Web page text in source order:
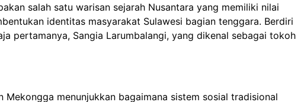
salah satu warisan sejarah Nusantara yang memiliki nilai
identitas masyarakat Sulawesi bagian tenggara. Berdiri
pertamanya, Sangia Larumbalangi, yang dikenal sebagai tokoh
menunjukkan bagaimana sistem sosial tradisional